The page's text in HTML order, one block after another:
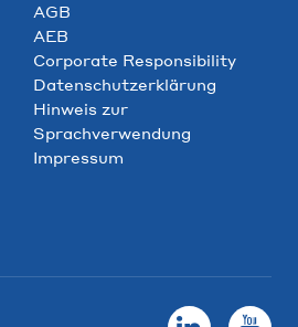
AGB
AEB
Corporate Responsibility
Datenschutzerklärung
Hinweis zur
Sprachverwendung
Impressum